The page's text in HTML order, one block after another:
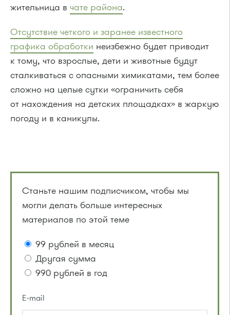
жительница в чате района.
Отсутствие четкого и заранее известного
графика обработки неизбежно будет приводит
к тому, что взрослые, дети и животные будут
сталкиваться с опасными химикатами, тем более
сложно на целые сутки «ограничить себя
от нахождения на детских площадках» в жаркую
погоду и в каникулы.
Станьте нашим подписчиком, чтобы мы
могли делать больше интересных
материалов по этой теме
99 рублей в месяц
Другая сумма
990 рублей в год
E-mail